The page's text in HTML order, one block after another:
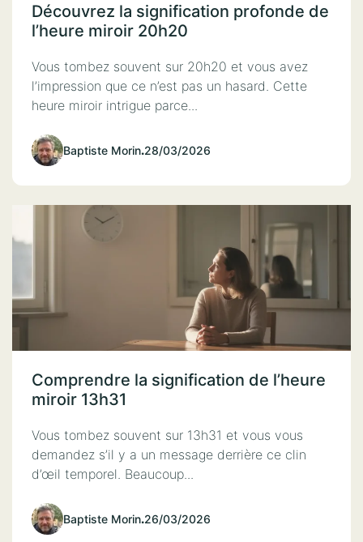
Découvrez la signification profonde de
l’heure miroir 20h20
Vous tombez souvent sur 20h20 et vous avez
l’impression que ce n’est pas un hasard. Cette
heure miroir intrigue parce...
Baptiste Morin.28/03/2026
Comprendre la signification de l’heure
miroir 13h31
Vous tombez souvent sur 13h31 et vous vous
demandez s’il y a un message derrière ce clin
d’œil temporel. Beaucoup...
Baptiste Morin.26/03/2026